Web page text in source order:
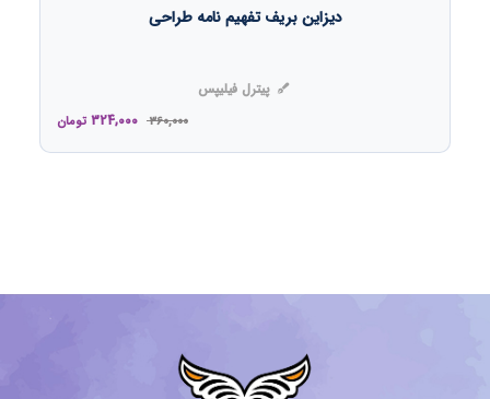
دیزاین بریف تفهیم نامه طراحی
پیترل فیلیپس
360,000
324,000 تومان